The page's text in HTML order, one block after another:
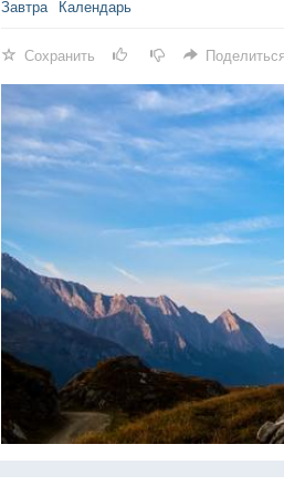
Завтра Календарь
Сохранить